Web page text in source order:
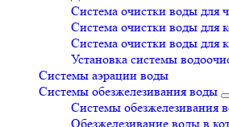
Система очистки воды для
Система очистки воды для
Система очистки воды для
Установка системы
Системы аэрации воды
Системы обезжелезивания воды
Системы обезжелезивания
Обезжелезивание воды в